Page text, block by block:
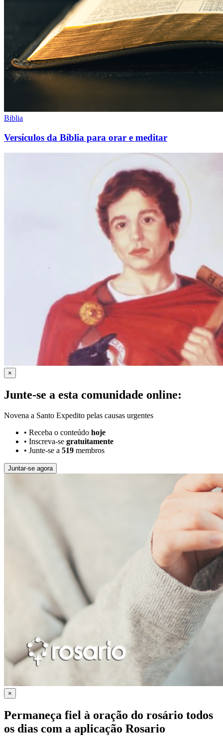
Biblia
Versículos da Bíblia para orar e meditar
×
Junte-se a esta comunidade online:
Novena a Santo Expedito pelas causas urgentes
• Receba o conteúdo hoje
• Inscreva-se gratuitamente
• Junte-se a 519 membros
Juntar-se agora
×
Permaneça fiel à oração do rosário todos
os dias com a aplicação Rosario